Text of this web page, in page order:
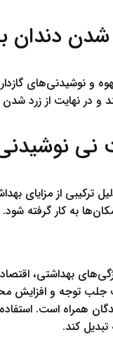
شدن دندان
و نوشیدنی‌های
و در نهایت از زرد
نی
ترکیبی از مزایای
به کار گرفته شود.
بهداشتی،
جلب توجه و افزایش
همراه است.
کند.